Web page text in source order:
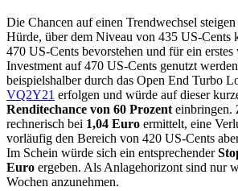
Die Chancen auf einen Trendwechsel
Hürde, über dem Niveau von 435 US-Cents
470 US-Cents bevorstehen und für ein
Investment auf 470 US-Cents genutzt
beispielshalber durch das Open End Turbo
VQ2Y21 erfolgen und würde auf dieser
Renditechance von 60 Prozent einbringen.
rechnerisch bei 1,04 Euro ermittelt, eine
vorläufig den Bereich von 420 US-Cents
Im Schein würde sich ein entsprechender
Euro ergeben. Als Anlagehorizont sind nur
Wochen anzunehmen.